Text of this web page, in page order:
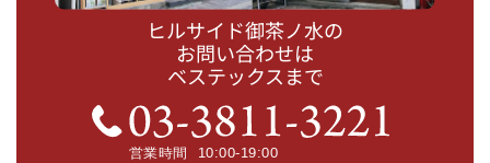
ヒルサイド御茶ノ水の
お問い合わせは
ベステックスまで